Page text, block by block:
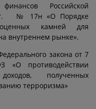
Российской
г. № 17н «О Порядке
камней для
внутреннем рынке».
закона от 7
противодействии
полученных
терроризма»